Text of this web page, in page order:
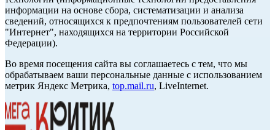
информации на основе сбора, систематизации и анализа
сведений, относящихся к предпочтениям пользователей сети
"Интернет", находящихся на территории Российской
Федерации).
Во время посещения сайта вы соглашаетесь с тем, что мы
обрабатываем ваши персональные данные с использованием
метрик Яндекс Метрика, top.mail.ru, LiveInternet.